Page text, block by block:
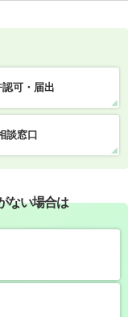
認可・届出
談窓口
ない場合は